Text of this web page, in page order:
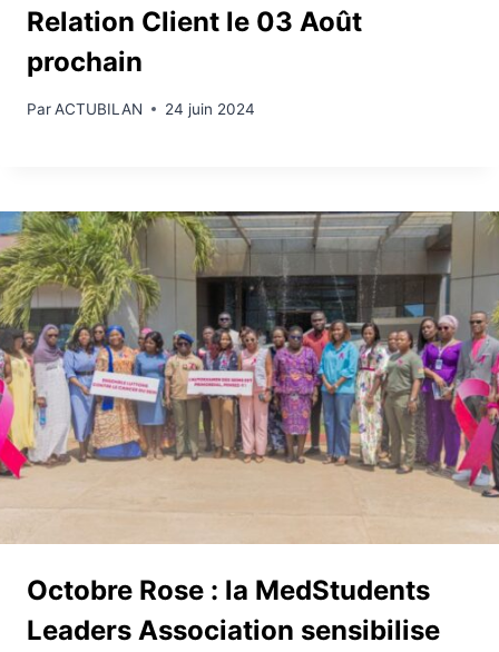
Relation Client le 03 Août
prochain
ParACTUBILAN 24 juin 2024
Octobre Rose : la MedStudents
Leaders Association sensibilise